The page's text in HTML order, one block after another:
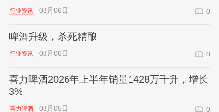
行业资讯 08月06日 0
啤酒升级，杀死精酿
行业资讯 08月06日 0
喜力啤酒2026年上半年销量1428万千升，增长
3%
喜力啤酒 08月05日 0